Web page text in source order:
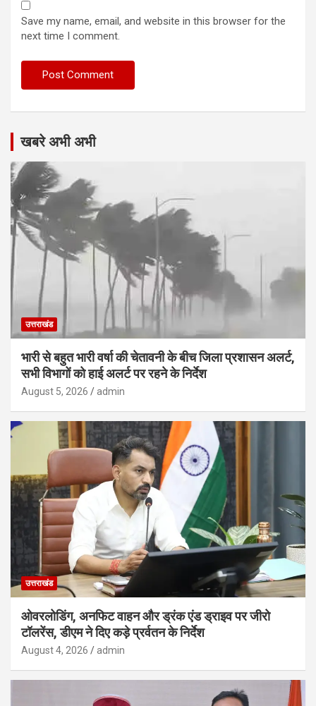
Save my name, email, and website in this browser for the
next time I comment.
खबरे अभी अभी
उत्तराखंड
भारी से बहुत भारी वर्षा की चेतावनी के बीच जिला प्रशासन अलर्ट,
सभी विभागों को हाई अलर्ट पर रहने के निर्देश
August 5, 2026 admin
उत्तराखंड
ओवरलोडिंग, अनफिट वाहन और ड्रंक एंड ड्राइव पर जीरो
टॉलरेंस, डीएम ने दिए कड़े प्रर्वतन के निर्देश
August 4, 2026 admin